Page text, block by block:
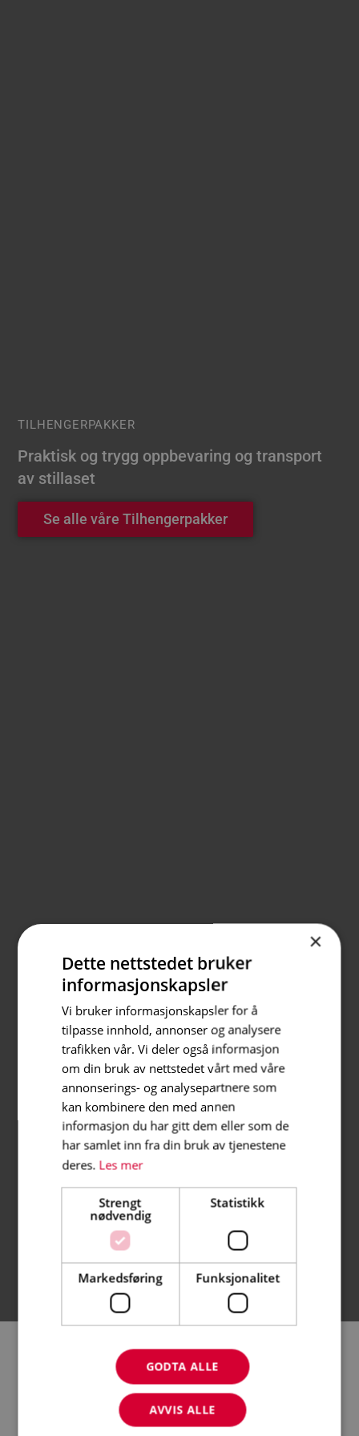
TILHENGERPAKKER
Praktisk og trygg oppbevaring og transport
av stillaset
Se alle våre Tilhengerpakker
NORSK-
PRODUSERT
RASK LEVERING​
Sendes neste virkedag HØY KVALITET
SINTEF-sertifiserte stillas
×
Dette nettstedet bruker
informasjonskapsler
Vi bruker informasjonskapsler for å
tilpasse innhold, annonser og analysere
trafikken vår. Vi deler også informasjon
om din bruk av nettstedet vårt med våre
annonserings- og analysepartnere som
kan kombinere den med annen
informasjon du har gitt dem eller som de
har samlet inn fra din bruk av tjenestene
deres. Les mer
Strengt
nødvendig
Statistikk
Markedsføring Funksjonalitet
GODTA ALLE
AVVIS ALLE